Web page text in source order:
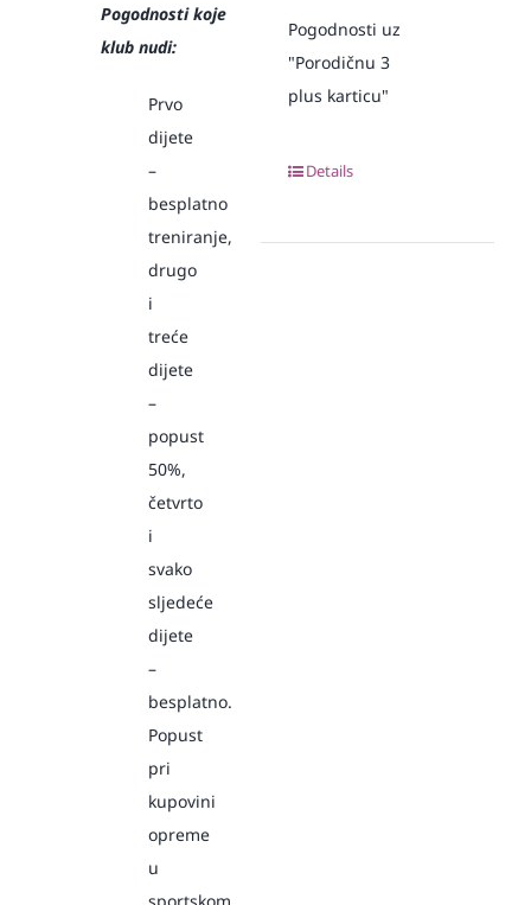
Pogodnosti koje
klub nudi:
Prvo
dijete
–
besplatno
treniranje,
drugo
i
treće
dijete
–
popust
50%,
četvrto
i
svako
sljedeće
dijete
–
besplatno.
Popust
pri
kupovini
opreme
u
sportskom
Pogodnosti uz
"Porodičnu 3
plus karticu"
Details